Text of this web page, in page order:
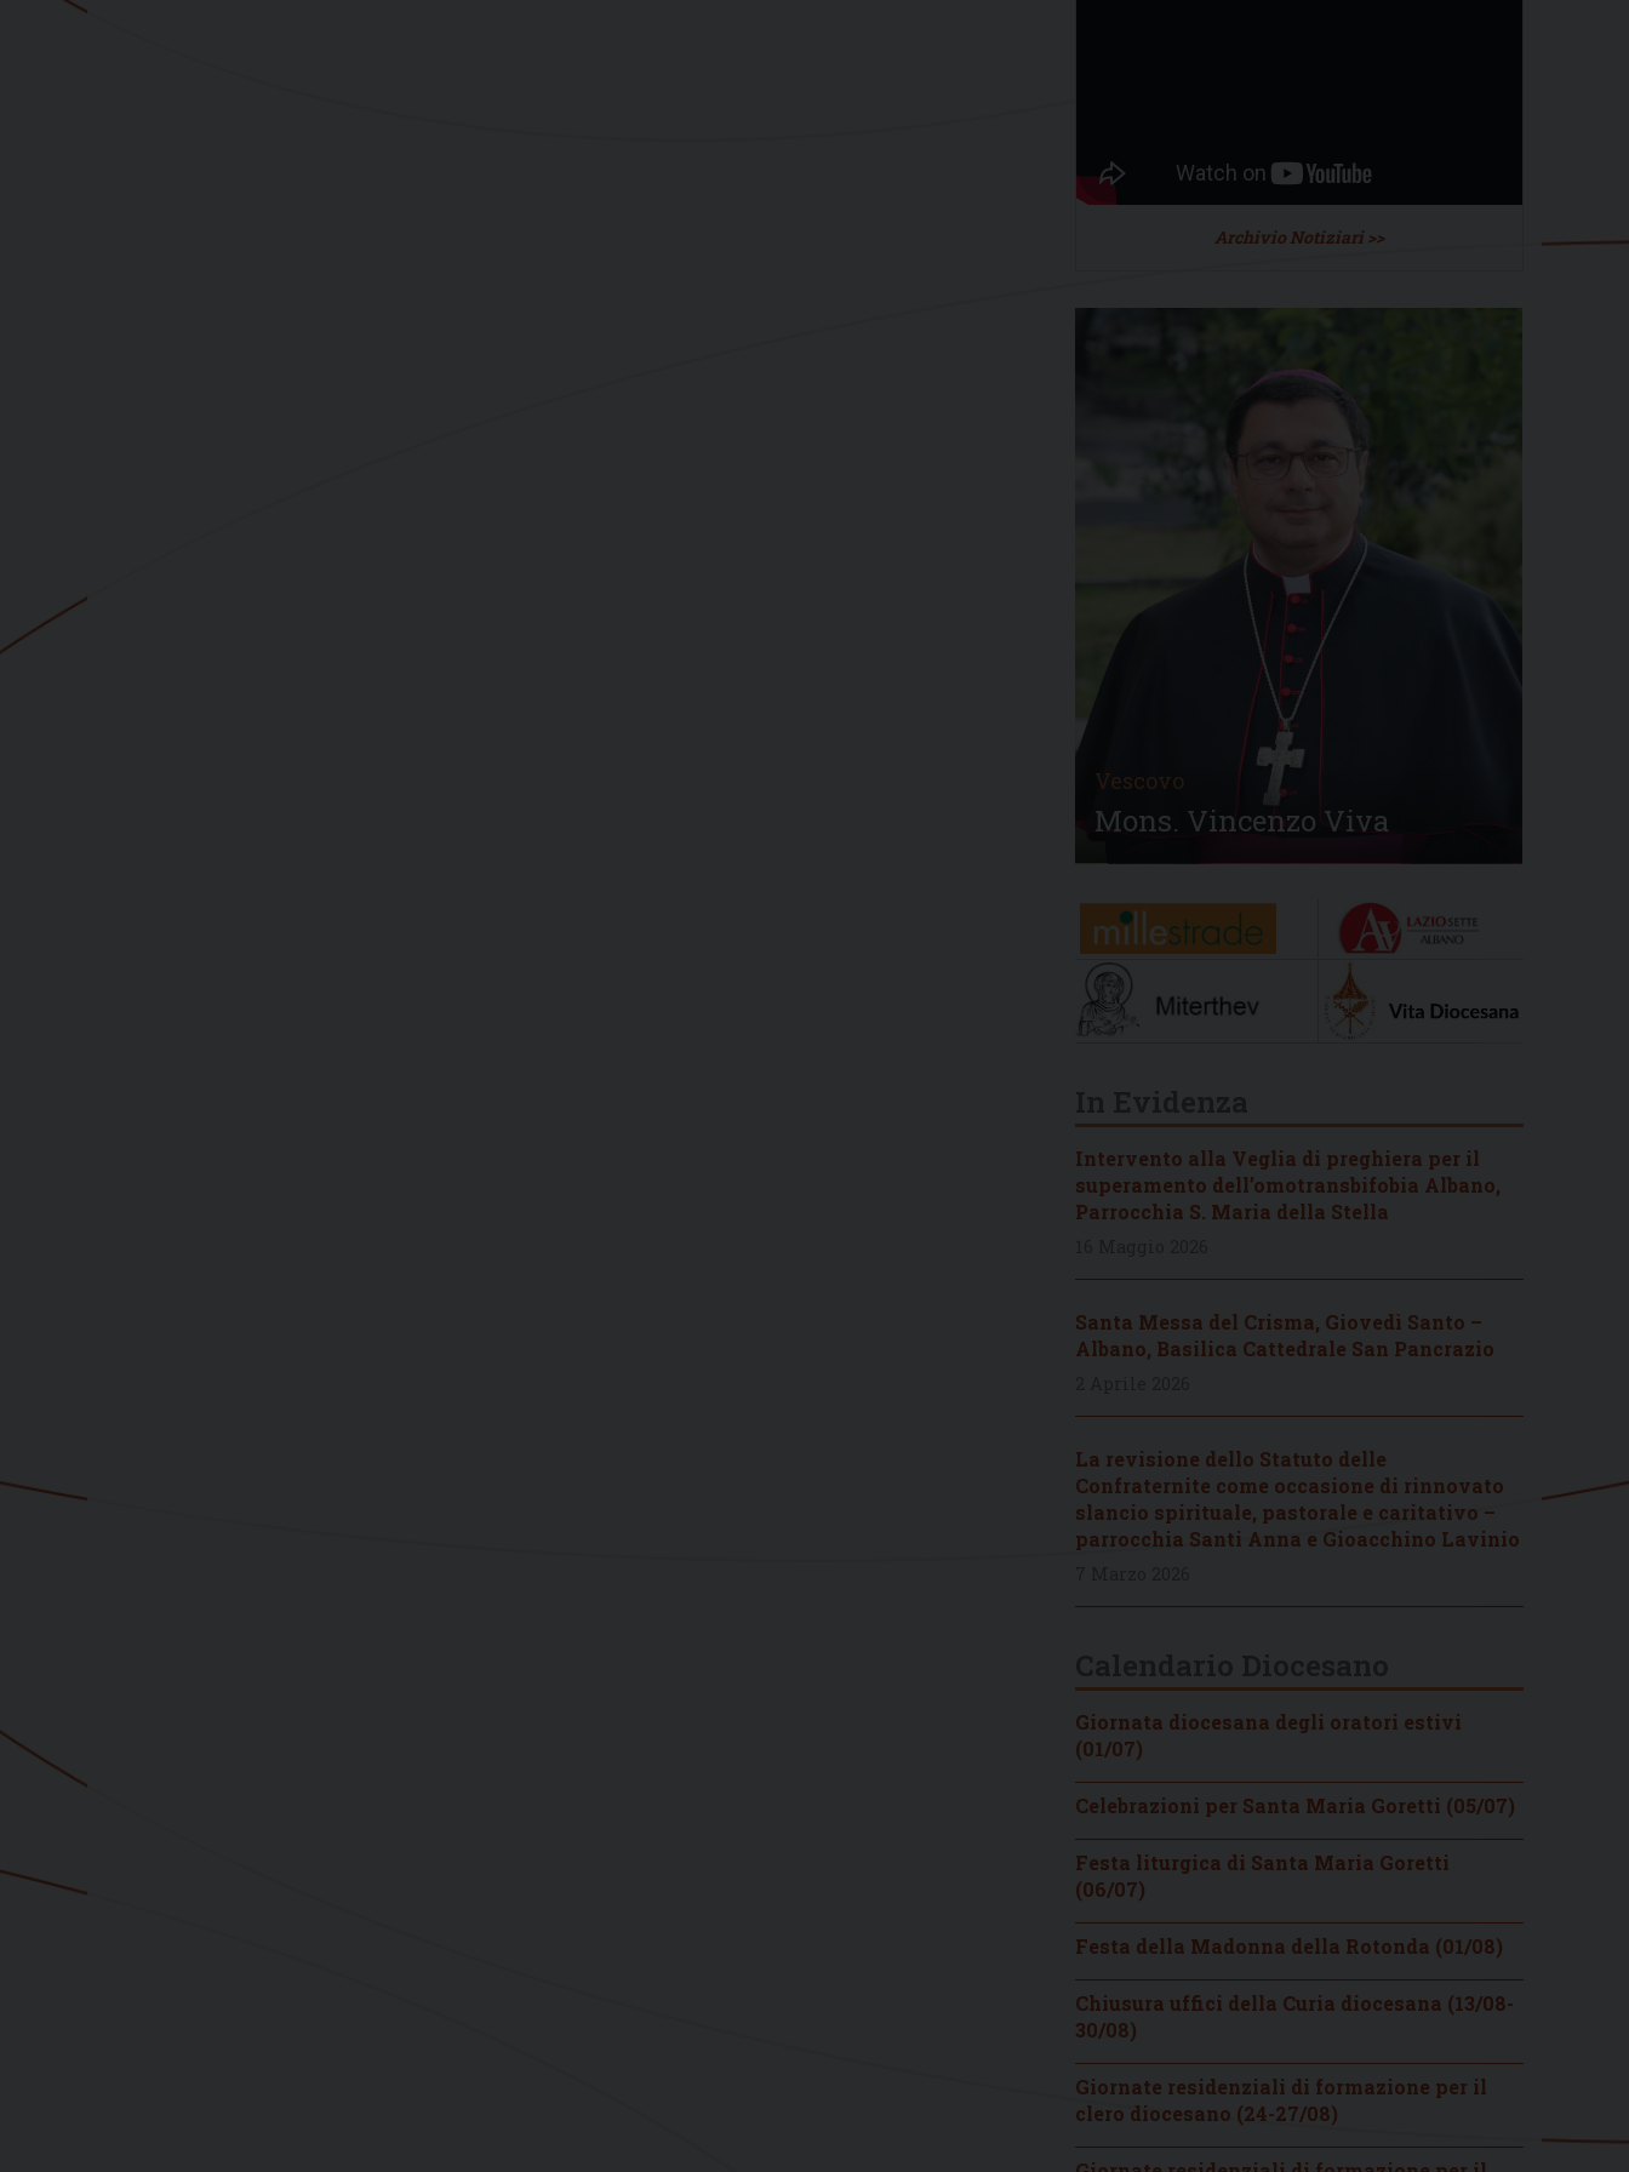
Archivio Notiziari >>
Vescovo
Mons. Vincenzo Viva
Intervento alla Veglia di preghiera per il
superamento dell’omotransbifobia Albano,
Parrocchia S. Maria della Stella
Santa Messa del Crisma, Giovedì Santo –
Albano, Basilica Cattedrale San Pancrazio
La revisione dello Statuto delle
Confraternite come occasione di rinnovato
slancio spirituale, pastorale e caritativo –
parrocchia Santi Anna e Gioacchino Lavinio
Giornata diocesana degli oratori estivi
(01/07)
Celebrazioni per Santa Maria Goretti (05/07)
Festa liturgica di Santa Maria Goretti
(06/07)
Festa della Madonna della Rotonda (01/08)
Chiusura uffici della Curia diocesana (13/08-
30/08)
Giornate residenziali di formazione per il
clero diocesano (24-27/08)